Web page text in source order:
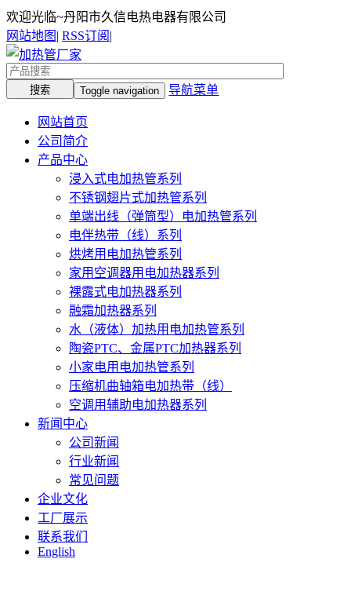
欢迎光临~丹阳市久信电热电器有限公司
网站地图 | RSS订阅 |
Toggle navigation 导航菜单
网站首页
公司简介
产品中心
浸入式电加热管系列
不锈钢翅片式加热管系列
单端出线（弹筒型）电加热管系列
电伴热带（线）系列
烘烤用电加热管系列
家用空调器用电加热器系列
裸露式电加热器系列
融霜加热器系列
水（液体）加热用电加热管系列
陶瓷PTC、金属PTC加热器系列
小家电用电加热管系列
压缩机曲轴箱电加热带（线）
空调用辅助电加热器系列
新闻中心
公司新闻
行业新闻
常见问题
企业文化
工厂展示
联系我们
English